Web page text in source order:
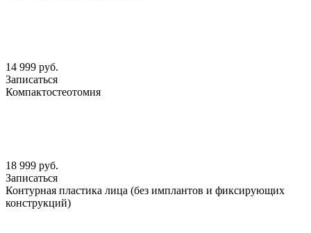
14 999 руб.
Записаться
Компактостеотомия
18 999 руб.
Записаться
Контурная пластика лица (без имплантов и фиксирующих
конструкций)